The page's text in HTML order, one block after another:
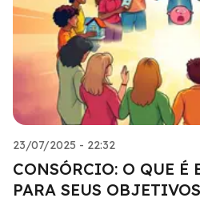
23/07/2025 - 22:32
CONSÓRCIO: O QUE É
PARA SEUS OBJETIVOS